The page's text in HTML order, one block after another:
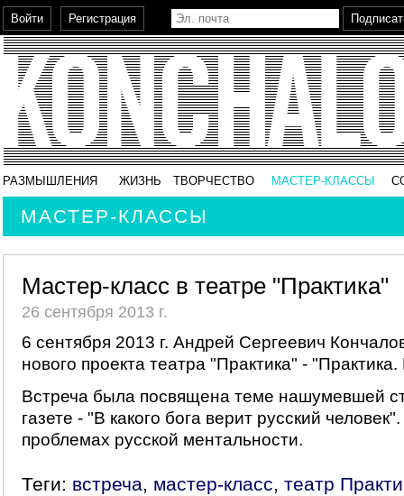
РАЗМЫШЛЕНИЯ ЖИЗНЬ ТВОРЧЕСТВО МАСТЕР-КЛАССЫ
МАСТЕР-КЛАССЫ
Мастер-класс в театре "Практика"
26 сентября 2013 г.
6 сентября 2013 г. Андрей Сергеевич
нового проекта театра "Практика" -
Встреча была посвящена теме нашумевшей
газете - "В какого бога верит русский
проблемах русской ментальности.
Теги: встреча, мастер-класс, театр